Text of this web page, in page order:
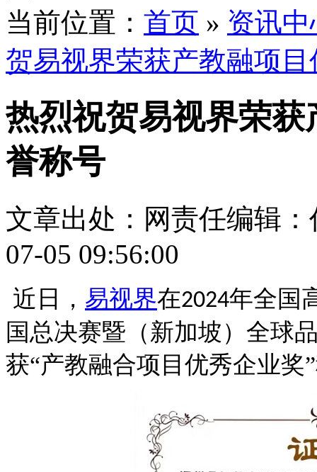
当前位置： 首页 » 资讯中
贺易视界荣获产教融项
热烈祝贺易视界荣
誉称号
文章出处： 网责任编辑：
07-05 09:56:00
近日， 易视界在2024年全国
国总决赛暨（新加坡）全球
获“产教融合项目优秀企业奖